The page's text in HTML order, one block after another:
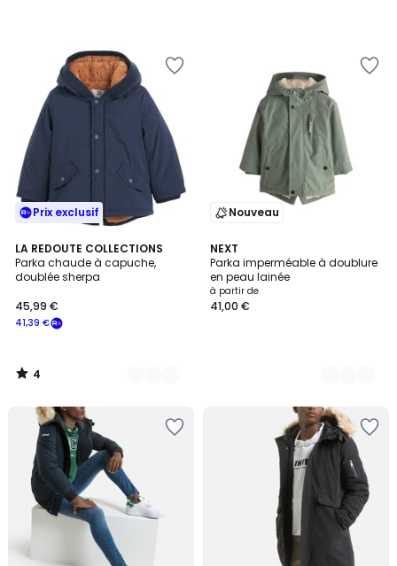
Prix exclusif
LA REDOUTE COLLECTIONS
Parka chaude à capuche,
doublée sherpa
41,39 €
45,99 €
4
/
5
2
Couleurs
4
/
Nouveau
NEXT
Parka imperméable à doublure
en peau lainée
à partir de
41,00 €
4
Couleurs